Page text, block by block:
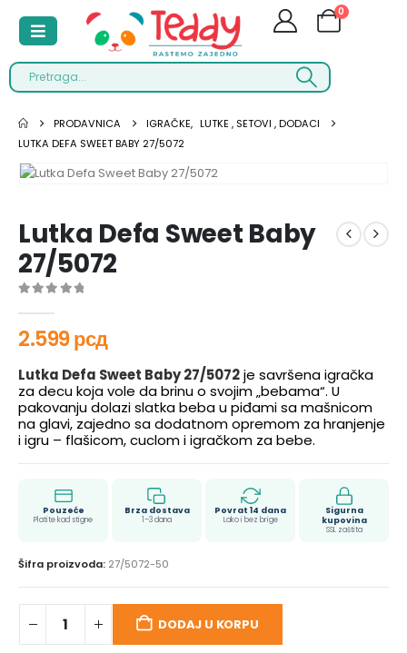
0
PRODAVNICA IGRAČKE, LUTKE , SETOVI , DODACI
LUTKA DEFA SWEET BABY 27/5072
Lutka Defa Sweet Baby
27/5072
2.599рсд
Lutka Defa Sweet Baby 27/5072je savršena igračka
za decu koja vole da brinu o svojim „bebama“. U
pakovanju dolazi slatka beba u piđami sa mašnicom
na glavi, zajedno sa dodatnom opremom za hranjenje
i igru – flašicom, cuclom i igračkom za bebe.
Pouzeće
Platite kad stigne
Brza dostava
1–3 dana
Povrat 14 dana
Lako i bez brige
Sigurna
kupovina
SSL zaštita
Šifra proizvoda: 27/5072-50
DODAJ U KORPU